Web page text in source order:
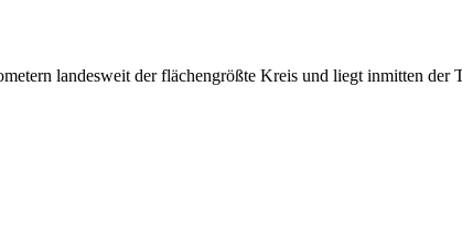
landesweit der flächengrößte Kreis und liegt inmitten der